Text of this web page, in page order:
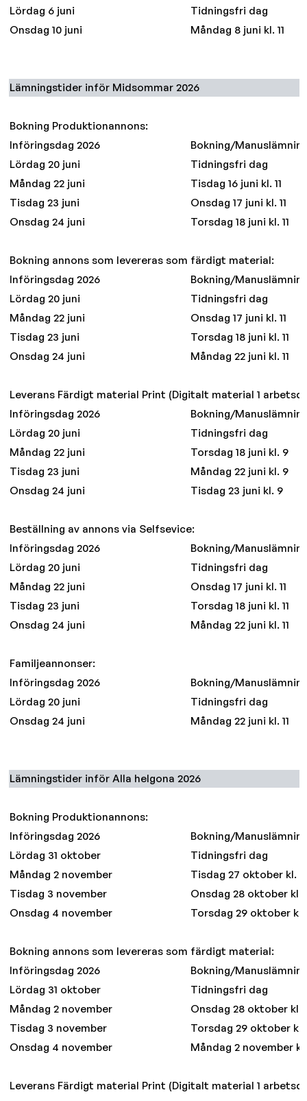
Lördag 6 juni
Tidningsfri dag
Onsdag 10 juni
Måndag 8 juni kl. 11
Lämningstider inför Midsommar 2026
Bokning Produktionannons:
Införingsdag 2026
Bokning/
Lördag 20 juni
Tidningsfri dag
Måndag 22 juni
Tisdag 16 juni kl. 11
Tisdag 23 juni
Onsdag 17 juni kl. 11
Onsdag 24 juni
Torsdag 18 juni kl. 11
Bokning annons som levereras som färdigt material:
Införingsdag 2026
Bokning/
Lördag 20 juni
Tidningsfri dag
Måndag 22 juni
Onsdag 17 juni kl. 11
Tisdag 23 juni
Torsdag 18 juni kl. 11
Onsdag 24 juni
Måndag 22 juni kl. 11
Leverans Färdigt material Print (Digitalt material 1
Införingsdag 2026
Bokning/
Lördag 20 juni
Tidningsfri dag
Måndag 22 juni
Torsdag 18 juni kl. 9
Tisdag 23 juni
Måndag 22 juni kl. 9
Onsdag 24 juni
Tisdag 23 juni kl. 9
Beställning av annons via Selfsevice:
Införingsdag 2026
Bokning/
Lördag 20 juni
Tidningsfri dag
Måndag 22 juni
Onsdag 17 juni kl. 11
Tisdag 23 juni
Torsdag 18 juni kl. 11
Onsdag 24 juni
Måndag 22 juni kl. 11
Familjeannonser:
Införingsdag 2026
Bokning/
Lördag 20 juni
Tidningsfri dag
Onsdag 24 juni
Måndag 22 juni kl. 11
Lämningstider inför Alla helgona 2026
Bokning Produktionannons:
Införingsdag 2026
Bokning/
Lördag 31 oktober
Tidningsfri dag
Måndag 2 november
Tisdag 27 oktober kl. 11
Tisdag 3 november
Onsdag 28 oktober kl.
Onsdag 4 november
Torsdag 29 oktober kl.
Bokning annons som levereras som färdigt material:
Införingsdag 2026
Bokning/
Lördag 31 oktober
Tidningsfri dag
Måndag 2 november
Onsdag 28 oktober kl.
Tisdag 3 november
Torsdag 29 oktober kl.
Onsdag 4 november
Måndag 2 november kl.
Leverans Färdigt material Print (Digitalt material 1